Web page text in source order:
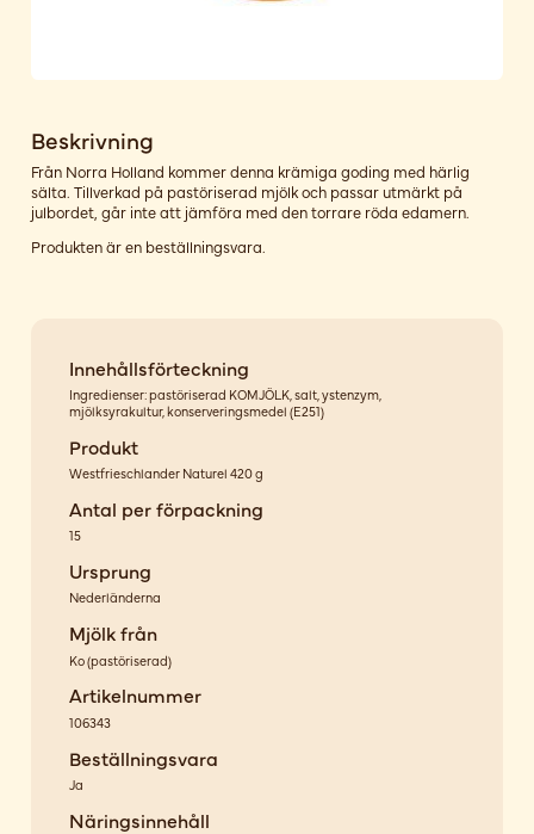
Beskrivning
Från Norra Holland kommer denna krämiga goding med härlig
sälta. Tillverkad på pastöriserad mjölk och passar utmärkt på
julbordet, går inte att jämföra med den torrare röda edamern.
Produkten är en beställningsvara.
Innehållsförteckning
Ingredienser: pastöriserad KOMJÖLK, salt, ystenzym,
mjölksyrakultur, konserveringsmedel (E251)
Produkt
Westfrieschlander Naturel 420 g
Antal per förpackning
15
Ursprung
Nederländerna
Mjölk från
Ko(pastöriserad)
Artikelnummer
106343
Beställningsvara
Ja
Näringsinnehåll